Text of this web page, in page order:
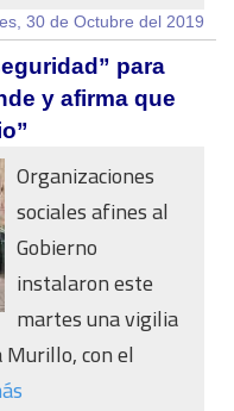
30 de Octubre del 2019
para
y afirma que
Organizaciones
sociales afines al
Gobierno
instalaron este
martes una vigilia
con el